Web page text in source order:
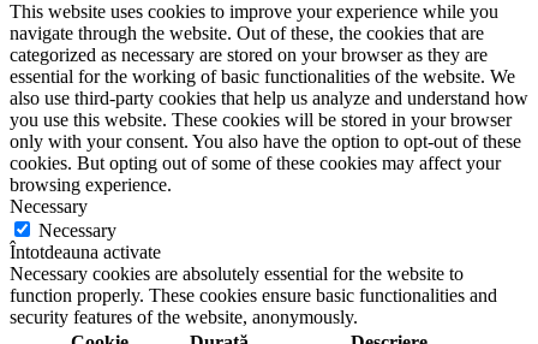
This website uses cookies to improve your experience while you
navigate through the website. Out of these, the cookies that are
categorized as necessary are stored on your browser as they are
essential for the working of basic functionalities of the website. We
also use third-party cookies that help us analyze and understand how
you use this website. These cookies will be stored in your browser
only with your consent. You also have the option to opt-out of these
cookies. But opting out of some of these cookies may affect your
browsing experience.
Necessary
Necessary
Întotdeauna activate
Necessary cookies are absolutely essential for the website to
function properly. These cookies ensure basic functionalities and
security features of the website, anonymously.